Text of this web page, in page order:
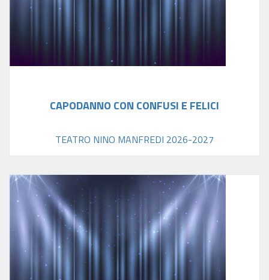
CAPODANNO CON CONFUSI E FELICI
TEATRO NINO MANFREDI 2026-2027